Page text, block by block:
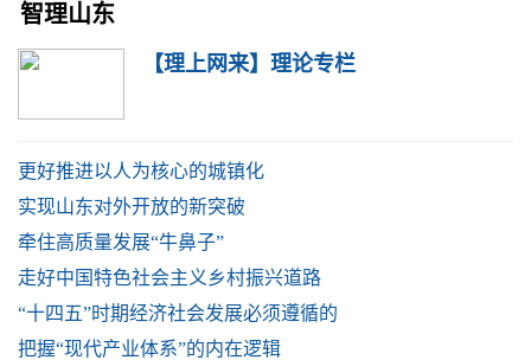
智理山东
【理上网来】理论专栏
更好推进以人为核心的城镇化
实现山东对外开放的新突破
牵住高质量发展“牛鼻子”
走好中国特色社会主义乡村振兴道路
“十四五”时期经济社会发展必须遵循的
把握“现代产业体系”的内在逻辑